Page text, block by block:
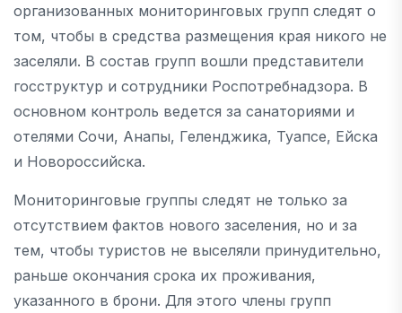
организованных мониторинговых групп следят о
том, чтобы в средства размещения края никого не
заселяли. В состав групп вошли представители
госструктур и сотрудники Роспотребнадзора. В
основном контроль ведется за санаториями и
отелями Сочи, Анапы, Геленджика, Туапсе, Ейска
и Новороссийска.
Мониторинговые группы следят не только за
отсутствием фактов нового заселения, но и за
тем, чтобы туристов не выселяли принудительно,
раньше окончания срока их проживания,
указанного в брони. Для этого члены групп